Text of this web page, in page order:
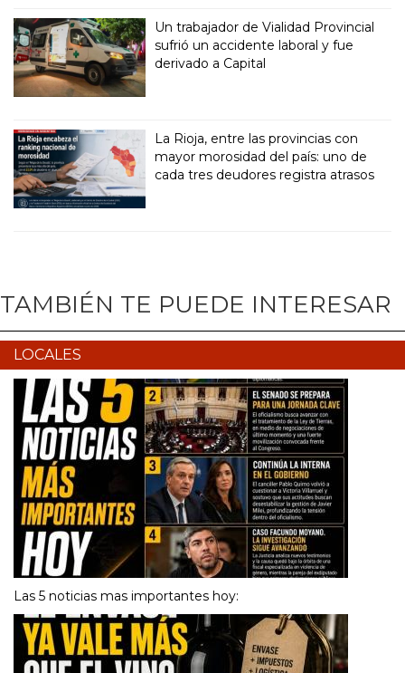
Un trabajador de Vialidad Provincial
sufrió un accidente laboral y fue
derivado a Capital
La Rioja, entre las provincias con
mayor morosidad del país: uno de
cada tres deudores registra atrasos
TAMBIÉN TE PUEDE INTERESAR
LOCALES
Las 5 noticias mas importantes hoy: